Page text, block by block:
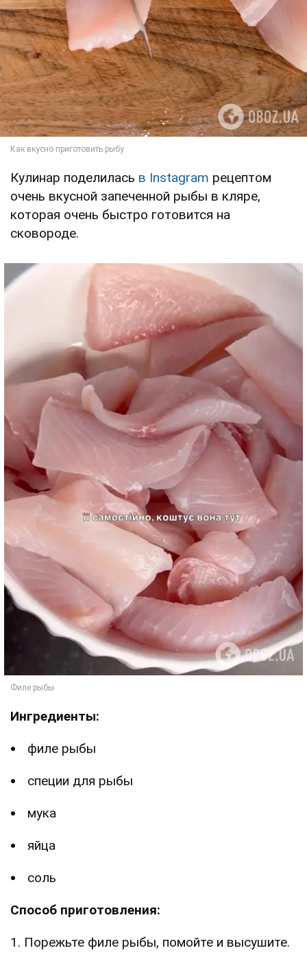
Кулинар поделилась в Instagram рецептом
очень вкусной запеченной рыбы в кляре,
которая очень быстро готовится на
сковороде.
Ингредиенты:
филе рыбы
специи для рыбы
мука
яйца
соль
Способ приготовления:
1. Порежьте филе рыбы, помойте и высушите.